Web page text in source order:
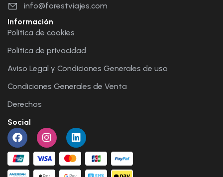
info@forestviajes.com
Información
Política de cookies
Política de privacidad
Aviso Legal y Condiciones Generales de uso
Condiciones Generales de Venta
Derechos
Social